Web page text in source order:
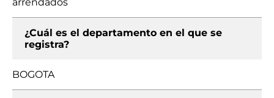
¿Cuál es el departamento en el que se
registra?
BOGOTA